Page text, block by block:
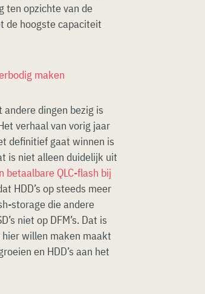
ten opzichte van de
de hoogste capaciteit
maken
dingen bezig is
verhaal van vorig jaar
definitief gaat winnen is
is niet alleen duidelijk uit
betaalbare QLC-flash bij
HDD’s op steeds meer
storage die andere
niet op DFM’s. Dat is
willen maken maakt
en HDD’s aan het